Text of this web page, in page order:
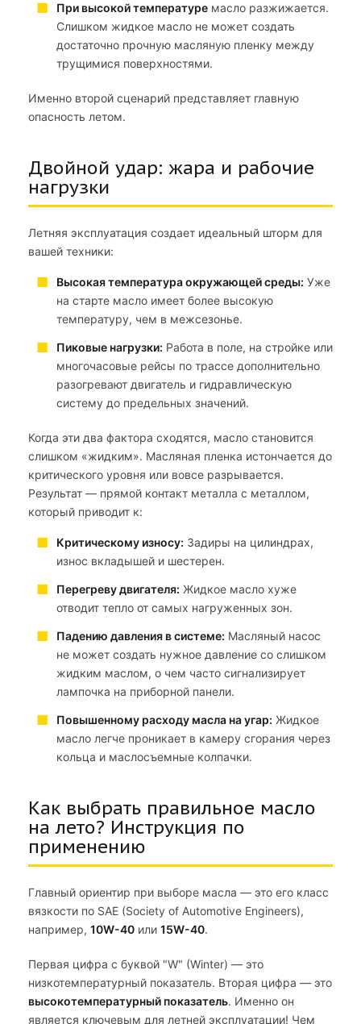
При высокой температуре масло разжижается.
Слишком жидкое масло не может создать
достаточно прочную масляную пленку между
трущимися поверхностями.
Именно второй сценарий представляет главную
опасность летом.
Двойной удар: жара и рабочие
нагрузки
Летняя эксплуатация создает идеальный шторм для
вашей техники:
Высокая температура окружающей среды: Уже
на старте масло имеет более высокую
температуру, чем в межсезонье.
Пиковые нагрузки: Работа в поле, на стройке или
многочасовые рейсы по трассе дополнительно
разогревают двигатель и гидравлическую
систему до предельных значений.
Когда эти два фактора сходятся, масло становится
слишком «жидким». Масляная пленка истончается до
критического уровня или вовсе разрывается.
Результат — прямой контакт металла с металлом,
который приводит к:
Критическому износу: Задиры на цилиндрах,
износ вкладышей и шестерен.
Перегреву двигателя: Жидкое масло хуже
отводит тепло от самых нагруженных зон.
Падению давления в системе: Масляный насос
не может создать нужное давление со слишком
жидким маслом, о чем часто сигнализирует
лампочка на приборной панели.
Повышенному расходу масла на угар: Жидкое
масло легче проникает в камеру сгорания через
кольца и маслосъемные колпачки.
Как выбрать правильное масло
на лето? Инструкция по
применению
Главный ориентир при выборе масла — это его класс
вязкости по SAE (Society of Automotive Engineers),
например, 10W-40 или 15W-40.
Первая цифра с буквой "W" (Winter) — это
низкотемпературный показатель. Вторая цифра — это
высокотемпературный показатель. Именно он
является ключевым для летней эксплуатации! Чем